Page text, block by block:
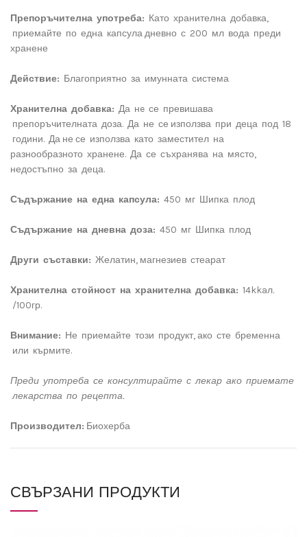
Препоръчителна употреба: Като хранителна добавка,
приемайте по една капсула дневно с 200 мл вода преди
хранене
Действие: Благоприятно за имунната система
Хранителна добавка: Да нe се превишава
препоръчителната доза. Да не се използва при деца под 18
години. Да не се използва като заместител на
разнообразното хранене. Да се съхранява на място,
недостъпно за деца.
Съдържание на една капсула: 450 мг Шипка плод
Съдържание на дневна доза: 450 мг Шипка плод
Други съставки: Желатин, магнезиев стеарат
Хранителна стойност на хранителна добавка: 14kkaл.
/100гр.
Внимание: Не приемайте този продукт, ако сте бременна
или кърмите.
Преди употреба се консултирайте с лекар ако приемате
лекарства по рецепта.
Производител: Биохерба
СВЪРЗАНИ ПРОДУКТИ